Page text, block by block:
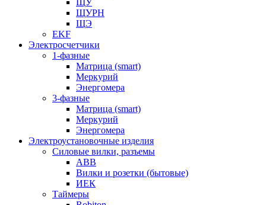
ЩУРН
ЩЭ
EKF
Электросчетчики
1-фазные
Матрица (smart)
Меркурий
Энергомера
3-фазные
Матрица (smart)
Меркурий
Энергомера
Электроустановочные изделия
Силовые вилки, разъемы
ABB
Вилки и розетки (бытовые)
ИЕК
Таймеры